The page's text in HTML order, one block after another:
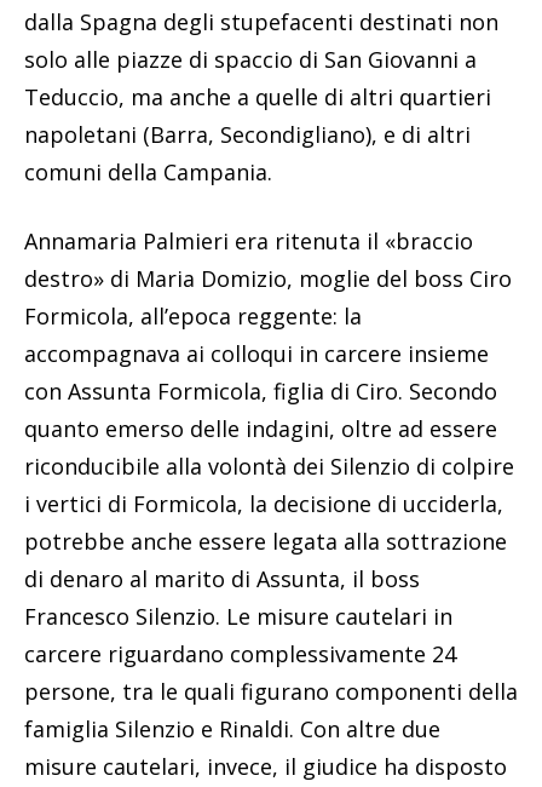
dalla Spagna degli stupefacenti destinati non
solo alle piazze di spaccio di San Giovanni a
Teduccio, ma anche a quelle di altri quartieri
napoletani (Barra, Secondigliano), e di altri
comuni della Campania.
Annamaria Palmieri era ritenuta il «braccio
destro» di Maria Domizio, moglie del boss Ciro
Formicola, all’epoca reggente: la
accompagnava ai colloqui in carcere insieme
con Assunta Formicola, figlia di Ciro. Secondo
quanto emerso delle indagini, oltre ad essere
riconducibile alla volontà dei Silenzio di colpire
i vertici di Formicola, la decisione di ucciderla,
potrebbe anche essere legata alla sottrazione
di denaro al marito di Assunta, il boss
Francesco Silenzio. Le misure cautelari in
carcere riguardano complessivamente 24
persone, tra le quali figurano componenti della
famiglia Silenzio e Rinaldi. Con altre due
misure cautelari, invece, il giudice ha disposto